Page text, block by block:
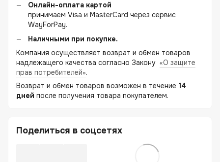
Онлайн-оплата картой
принимаем Visa и MasterCard через сервис
WayForPay.
Наличными при покупке.
Компания осуществляет возврат и обмен товаров
надлежащего качества согласно Закону «О защите
прав потребителей».
Возврат и обмен товаров возможен в течение 14
дней после получения товара покупателем.
Поделиться в соцсетях